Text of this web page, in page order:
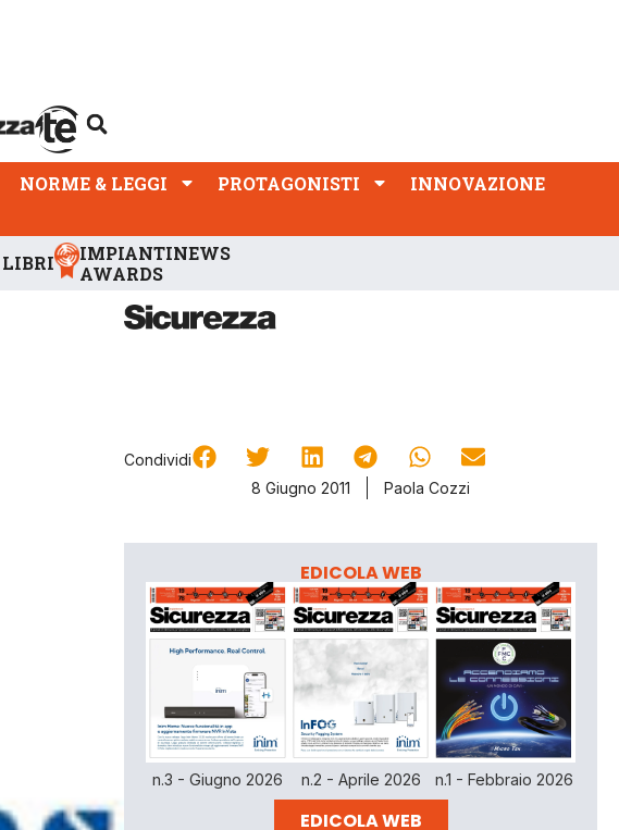
NORME & LEGGI PROTAGONISTI
INNOVAZIONE
LIBRI
IMPIANTINEWS
AWARDS
Condividi
8 Giugno 2011
Paola Cozzi
EDICOLA WEB
n.3 - Giugno 2026 n.2 - Aprile 2026 n.1 - Febbraio 2026
EDICOLA WEB